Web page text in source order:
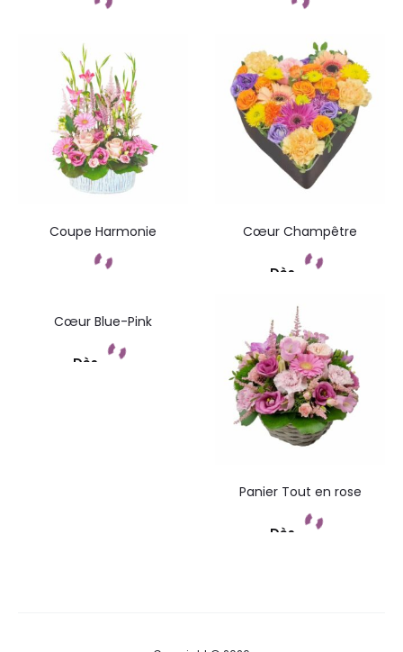
Commandez Commandez
Coupe Harmonie Cœur Champêtre
Dès
Cœur Blue-Pink
Dès
Panier Tout en rose
Dès